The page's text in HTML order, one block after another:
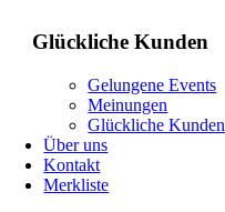
Glückliche Kunden
Gelungene Events
Meinungen
Glückliche Kunden
Über uns
Kontakt
Merkliste